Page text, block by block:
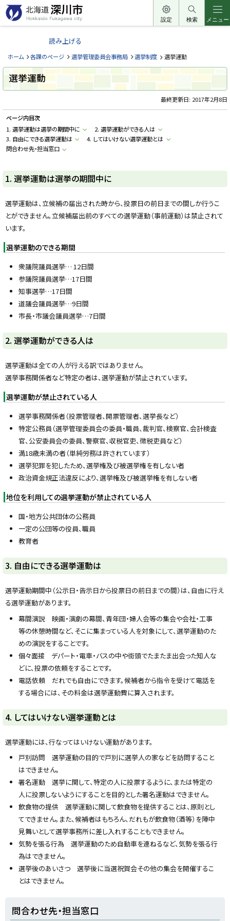
本
文
へ
ュ
へ
北
道
深
川
市
k
a
d
o
k
a
g
w
a
c
t
設定 検索 メニュー
読み上げる
ホーム 各課のページ 選挙管理委員会事務局 選挙制度 選挙運動
選挙運動
最終更新日: 2017年2月8日
ページ内目次
1. 選挙運動は選挙の期間中に
2. 選挙運動ができる人は
3. 自由にできる選挙運動は
4. してはいけない選挙運動とは
問合わせ先・担当窓口
1. 選挙運動は選挙の期間中に
選挙運動は、立候補の届出された時から、投票日の前日までの間しか行うこ
とができません。立候補届出前のすべての選挙運動（事前運動）は禁止されて
います。
選挙運動のできる期間
衆議院議員選挙… 12日間
参議院議員選挙…17日間
知事選挙…17日間
道議会議員選挙…9日間
市長・市議会議員選挙…7日間
ト
ッ
プ
に
る
2. 選挙運動ができる人は
選挙運動は全ての人が行える訳ではありません。
選挙事務関係者など特定の者は、選挙運動が禁止されています。
選挙運動が禁止されている人
選挙事務関係者（投票管理者、開票管理者、選挙長など）
特定公務員（選挙管理委員会の委員・職員、裁判官、検察官、会計検査
官、公安委員会の委員、警察官、収税官吏、徴税吏員など）
満18歳未満の者（単純労務は許されています）
選挙犯罪を犯したため、選挙権及び被選挙権を有しない者
政治資金規正法違反により、選挙権及び被選挙権を有しない者
地位を利用しての選挙運動が禁止されている人
国・地方公共団体の公務員
一定の公団等の役員、職員
教育者
ト
ッ
プ
に
3. 自由にできる選挙運動は
選挙運動期間中（公示日・告示日から投票日の前日までの間）は、自由に行え
る選挙運動があります。
幕間演説 映画・演劇の幕間、青年団・婦人会等の集会や会社・工事
等の休憩時間など、そこに集まっている人を対象にして、選挙運動のた
めの演説をすることです。
個々面接 デパート・電車・バスの中や街頭でたまたま出会った知人な
どに、投票の依頼をすることです。
電話依頼 だれでも自由にできます。候補者から指令を受けて電話を
する場合には、その料金は選挙運動費に算入されます。
ト
ッ
プ
4. してはいけない選挙運動とは
選挙運動には、行なってはいけない運動があります。
戸別訪問 選挙運動の目的で戸別に選挙人の家などを訪問すること
はできません。
署名運動 選挙に関して、特定の人に投票するように、または特定の
人に投票しないようにすることを目的とした署名運動はできません。
飲食物の提供 選挙運動に関して飲食物を提供することは、原則とし
てできません。また、候補者はもちろん、だれもが飲食物（酒等）を陣中
見舞いとして選挙事務所に差し入れすることもできません。
気勢を張る行為 選挙運動のため自動車を連ねるなど、気勢を張る行
為はできません。
選挙後のあいさつ 選挙後に当選祝賀会その他の集会を開催するこ
とはできません。
問合わせ先・担当窓口